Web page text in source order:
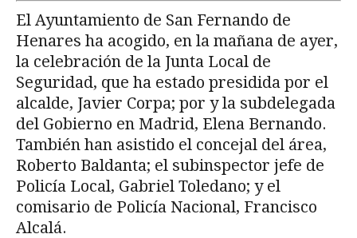
El Ayuntamiento de San Fernando de
Henares ha acogido, en la mañana de ayer,
la celebración de la Junta Local de
Seguridad, que ha estado presidida por el
alcalde, Javier Corpa; por y la subdelegada
del Gobierno en Madrid, Elena Bernando.
También han asistido el concejal del área,
Roberto Baldanta; el subinspector jefe de
Policía Local, Gabriel Toledano; y el
comisario de Policía Nacional, Francisco
Alcalá.